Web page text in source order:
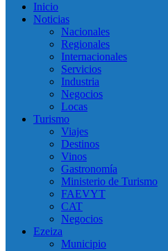
Inicio
Noticias
Nacionales
Regionales
Internacionales
Servicios
Industria
Negocios
Locas
Turismo
Viajes
Destinos
Vinos
Gastronomía
Ministerio de Turismo
FAEVYT
CAT
Negocios
Ezeiza
Municipio